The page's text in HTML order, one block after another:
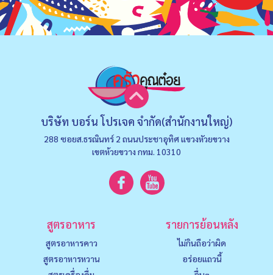
บริษัท บอร์น โปรเจค จำกัด(สำนักงานใหญ่)
288 ซอยส.ธรณินทร์ 2 ถนนประชาอุทิศ แขวงหัวยขวาง
เขตห้วยขวาง กทม. 10310
สูตรอาหาร
สูตรอาหารคาว
สูตรอาหารหวาน
รายการย้อนหลัง
ไม่กินถือว่าผิด
อร่อยแถวนี้